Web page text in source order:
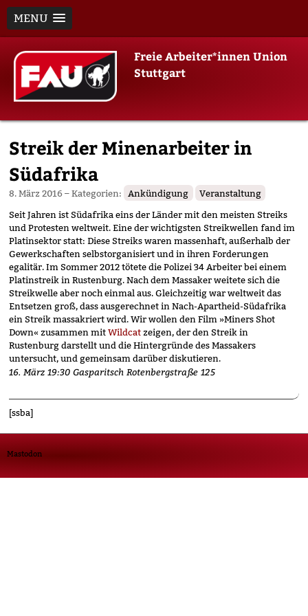
MENU
content
Freie Arbeiter*innen Union
Stuttgart
Streik der Minenarbeiter in
Südafrika
8. März 2016 – Kategorien: Ankündigung
Veranstaltung
Seit Jahren ist Südafrika eins der Länder mit den meisten Streiks
und Protesten weltweit. Eine der wichtigsten Streikwellen fand im
Platinsektor statt: Diese Streiks waren massenhaft, außerhalb der
Gewerkschaften selbstorganisiert und in ihren Forderungen
egalitär. Im Sommer 2012 tötete die Polizei 34 Arbeiter bei einem
Platinstreik in Rustenburg. Nach dem Massaker weitete sich die
Streikwelle aber noch einmal aus. Gleichzeitig war weltweit das
Entsetzen groß, dass ausgerechnet in Nach-Apartheid-Südafrika
ein Streik massakriert wird. Wir wollen den Film »Miners Shot
Down« zusammen mitWildcatzeigen, der den Streik in
Rustenburg darstellt und die Hintergründe des Massakers
untersucht, und gemeinsam darüber diskutieren.
16. März 19:30 Gasparitsch Rotenbergstraße 125
[ssba]
Mastodon